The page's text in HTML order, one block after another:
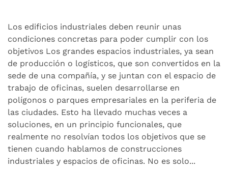
EDIFICIOS
Los edificios industriales deben reunir unas
condiciones concretas para poder cumplir con los
objetivos Los grandes espacios industriales, ya sean
de producción o logísticos, que son convertidos en la
sede de una compañía, y se juntan con el espacio de
trabajo de oficinas, suelen desarrollarse en
polígonos o parques empresariales en la periferia de
las ciudades. Esto ha llevado muchas veces a
soluciones, en un principio funcionales, que
realmente no resolvían todos los objetivos que se
tienen cuando hablamos de construcciones
industriales y espacios de oficinas. No es solo...